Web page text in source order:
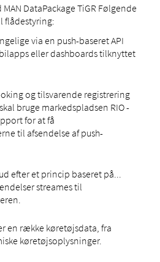
DataPackage TiGR Følgende
flådestyring:
via en push-baseret API
eller dashboards tilknyttet
og tilsvarende registrering
bruge markedspladsen RIO -
for at få
til afsendelse af push-
efter et princip baseret på...
streames til
en række køretøjsdata, fra
køretøjsoplysninger.